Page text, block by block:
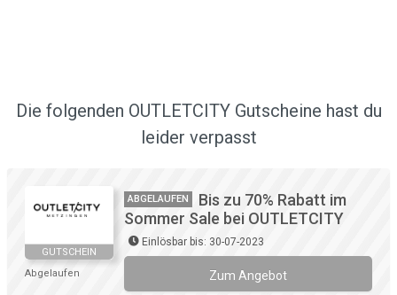
Die folgenden OUTLETCITY Gutscheine hast du
leider verpasst
GUTSCHEIN
Abgelaufen
ABGELAUFEN
Bis zu 70% Rabatt im
Sommer Sale bei OUTLETCITY
Einlösbar bis: 30-07-2023
Zum Angebot